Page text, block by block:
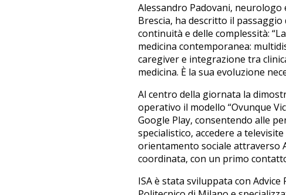
Alessandro Padovani, neurologo
Brescia, ha descritto il
continuità e delle complessità:
medicina contemporanea:
caregiver e integrazione tra
medicina. È la sua evoluzione
Al centro della giornata la
operativo il modello “Ovunque
Google Play, consentendo alle
specialistico, accedere a
orientamento sociale attraverso
coordinata, con un primo
ISA è stata sviluppata con